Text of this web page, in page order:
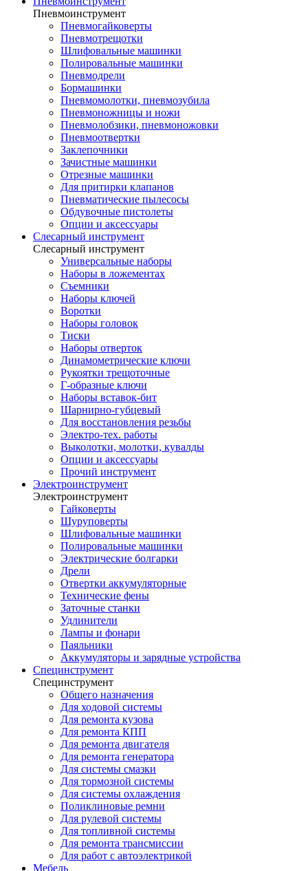
Пневмоинструмент
Пневмогайковерты
Пневмотрещотки
Шлифовальные машинки
Полировальные машинки
Пневмодрели
Бормашинки
Пневмомолотки, пневмозубила
Пневмоножницы и ножи
Пневмолобзики, пневмоножовки
Пневмоотвертки
Заклепочники
Зачистные машинки
Отрезные машинки
Для притирки клапанов
Пневматические пылесосы
Обдувочные пистолеты
Опции и аксессуары
Слесарный инструмент
Слесарный инструмент
Универсальные наборы
Наборы в ложементах
Съемники
Наборы ключей
Воротки
Наборы головок
Тиски
Наборы отверток
Динамометрические ключи
Рукоятки трещоточные
Г-образные ключи
Наборы вставок-бит
Шарнирно-губцевый
Для восстановления резьбы
Электро-тех. работы
Выколотки, молотки, кувалды
Опции и аксессуары
Прочий инструмент
Электроинструмент
Электроинструмент
Гайковерты
Шуруповерты
Шлифовальные машинки
Полировальные машинки
Электрические болгарки
Дрели
Отвертки аккумуляторные
Технические фены
Заточные станки
Удлинители
Лампы и фонари
Паяльники
Аккумуляторы и зарядные устройства
Специнструмент
Специнструмент
Общего назначения
Для ходовой системы
Для ремонта кузова
Для ремонта КПП
Для ремонта двигателя
Для ремонта генератора
Для системы смазки
Для тормозной системы
Для системы охлаждения
Поликлиновые ремни
Для рулевой системы
Для топливной системы
Для ремонта трансмиссии
Для работ с автоэлектрикой
Мебель